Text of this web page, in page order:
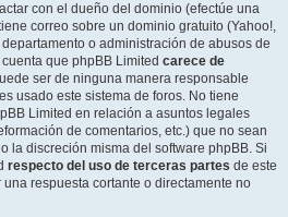
con el dueño del dominio (efectúe una
correo sobre un dominio gratuito (Yahoo!,
o administración de abusos de
que phpBB Limited carece de
ser de ninguna manera responsable
usado este sistema de foros. No tiene
Limited en relación a asuntos legales
de comentarios, etc.) que no sean
la discreción misma del software phpBB. Si
respecto del uso de terceras partes de este
respuesta cortante o directamente no